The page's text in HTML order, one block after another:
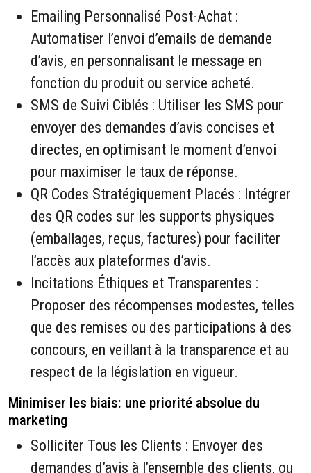
Emailing Personnalisé Post-Achat :
Automatiser l’envoi d’emails de demande
d’avis, en personnalisant le message en
fonction du produit ou service acheté.
SMS de Suivi Ciblés : Utiliser les SMS pour
envoyer des demandes d’avis concises et
directes, en optimisant le moment d’envoi
pour maximiser le taux de réponse.
QR Codes Stratégiquement Placés : Intégrer
des QR codes sur les supports physiques
(emballages, reçus, factures) pour faciliter
l’accès aux plateformes d’avis.
Incitations Éthiques et Transparentes :
Proposer des récompenses modestes, telles
que des remises ou des participations à des
concours, en veillant à la transparence et au
respect de la législation en vigueur.
Minimiser les biais: une priorité absolue du
marketing
Solliciter Tous les Clients : Envoyer des
demandes d’avis à l’ensemble des clients, ou